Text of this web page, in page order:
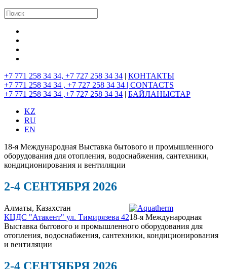
+7 771 258 34 34, +7 727 258 34 34 | КОНТАКТЫ
+7 771 258 34 34 , +7 727 258 34 34 | CONTACTS
+7 771 258 34 34 ,+7 727 258 34 34 | БАЙЛАНЫСТАР
KZ
RU
EN
18-я Международная Выставка бытового и промышленного
оборудования для отопления, водоснабжения, сантехники,
кондиционирования и вентиляции
2-4 СЕНТЯБРЯ 2026
Алматы, Казахстан
КЦДС "Атакент" ул. Тимирязева 4218-я Международная
Выставка бытового и промышленного оборудования для
отопления, водоснабжения, сантехники, кондиционирования
и вентиляции
2-4 СЕНТЯБРЯ 2026